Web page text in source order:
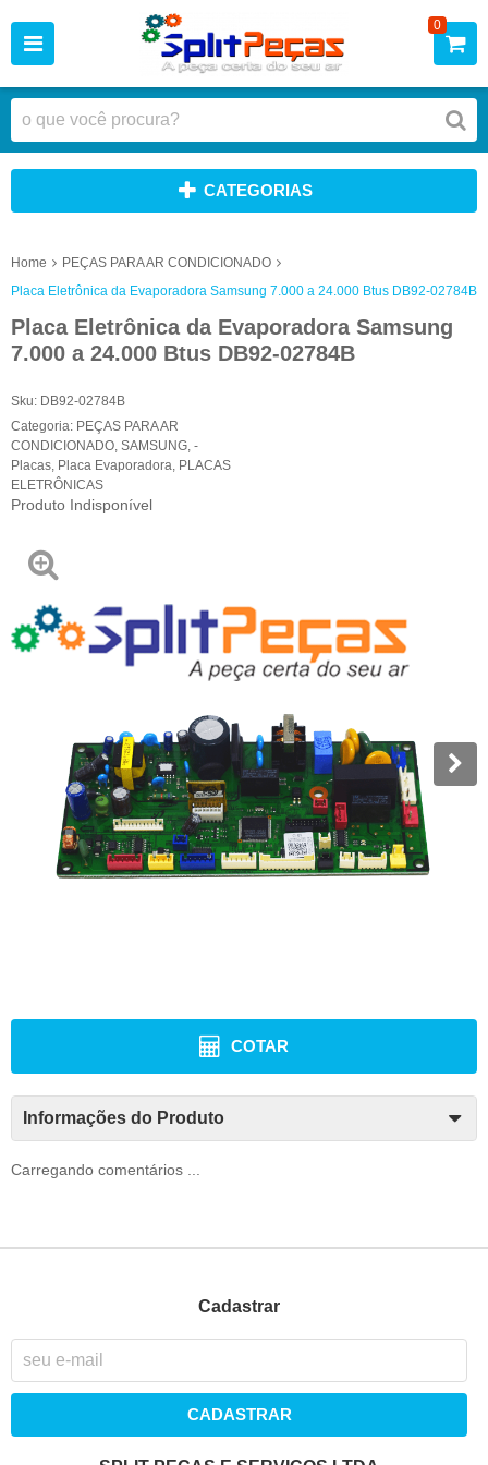
0
CATEGORIAS
Home
PEÇAS PARA AR CONDICIONADO
Placa Eletrônica da Evaporadora Samsung 7.000 a 24.000 Btus DB92-02784B
Placa Eletrônica da Evaporadora Samsung
7.000 a 24.000 Btus DB92-02784B
Sku: DB92-02784B
Categoria: PEÇAS PARA AR
CONDICIONADO SAMSUNG -
Placas Placa Evaporadora PLACAS
ELETRÔNICAS
Produto Indisponível
COTAR
Informações do Produto
Carregando comentários ...
Cadastrar
CADASTRAR